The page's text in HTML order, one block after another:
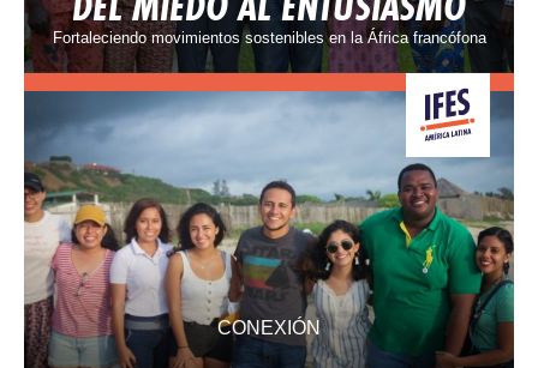
Fortaleciendo movimientos sostenibles en la África francófona
CONEXIÓN